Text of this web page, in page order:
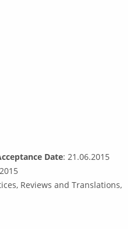
Date: 21.06.2015
Reviews and Translations,